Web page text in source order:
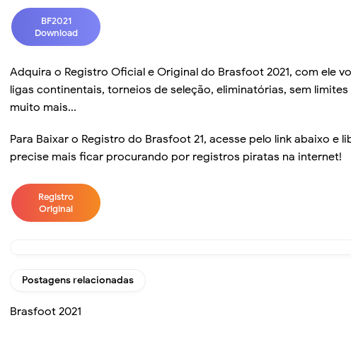
BF2021
Download
Adquira o Registro Oficial e Original do Brasfoot 2021, com ele
ligas continentais, torneios de seleção, eliminatórias, sem
muito mais...
Para Baixar o Registro do Brasfoot 21, acesse pelo link abaixo e
precise mais ficar procurando por registros piratas na internet!
Registro
Original
Postagens relacionadas
Brasfoot 2021